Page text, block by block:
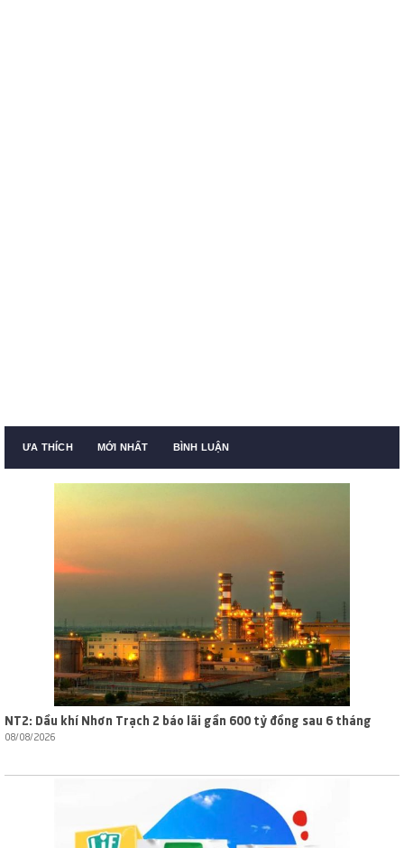
ƯA THÍCH MỚI NHẤT BÌNH LUẬN
NT2: Dầu khí Nhơn Trạch 2 báo lãi gần 600 tỷ đồng sau 6 tháng
08/08/2026